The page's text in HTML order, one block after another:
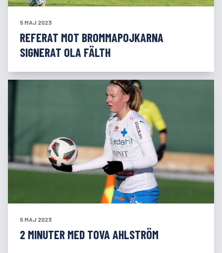
5 MAJ 2023
REFERAT MOT BROMMAPOJKARNA
SIGNERAT OLA FÄLTH
5 MAJ 2023
2 MINUTER MED TOVA AHLSTRÖM